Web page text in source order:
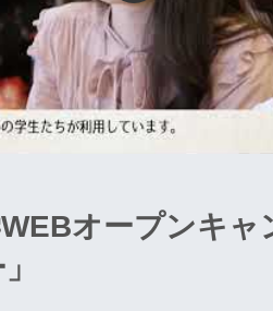
オープンキャ